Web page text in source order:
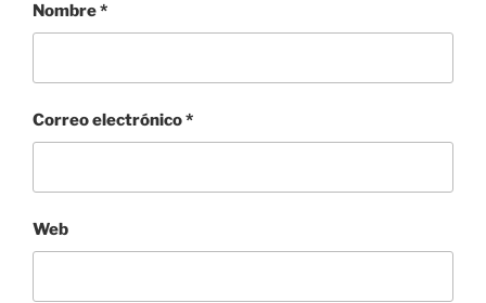
Nombre*
Correo electrónico*
Web